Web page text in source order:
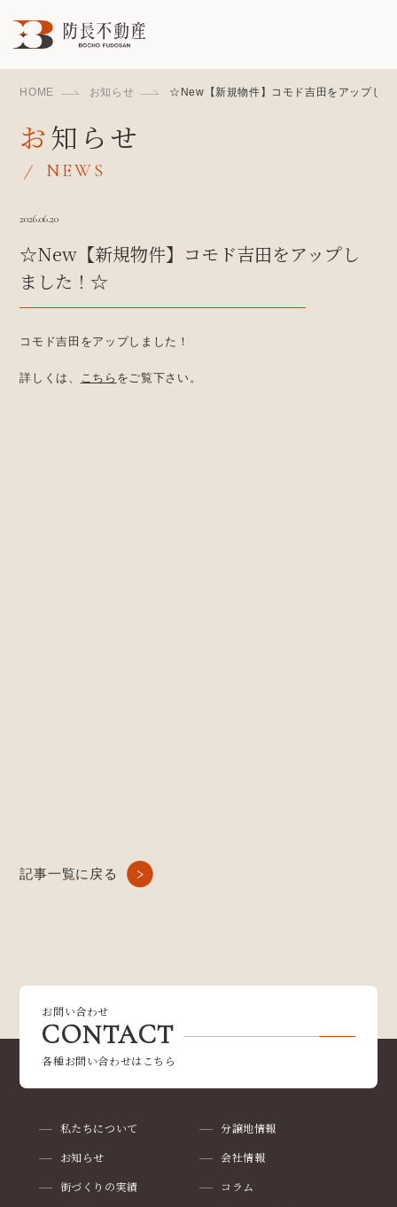
HOME お知らせ ☆New【新規物件】コモド吉田をアップし
お知らせ
NEWS
2026.06.20
☆New【新規物件】コモド吉田をアップし
ました！☆
コモド吉田をアップしました！
詳しくは、 こちら をご覧下さい。
記事一覧に戻る
お問い合わせ
CONTACT
各種お問い合わせはこちら
私たちについて
分譲地情報
お知らせ
会社情報
街づくりの実績
コラム